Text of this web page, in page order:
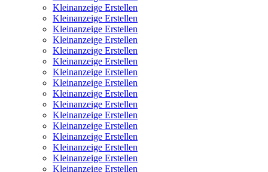
Kleinanzeige Erstellen
Kleinanzeige Erstellen
Kleinanzeige Erstellen
Kleinanzeige Erstellen
Kleinanzeige Erstellen
Kleinanzeige Erstellen
Kleinanzeige Erstellen
Kleinanzeige Erstellen
Kleinanzeige Erstellen
Kleinanzeige Erstellen
Kleinanzeige Erstellen
Kleinanzeige Erstellen
Kleinanzeige Erstellen
Kleinanzeige Erstellen
Kleinanzeige Erstellen
Kleinanzeige Erstellen